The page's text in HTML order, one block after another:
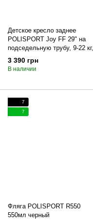
Детское кресло заднее
POLISPORT Joy FF 29" на
подседельную трубу, 9-22 кг,
кремовое
3 390 грн
В наличии
7
7
Фляга POLISPORT R550
550мл черный